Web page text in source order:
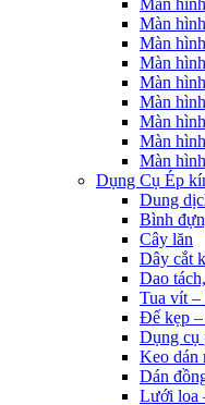
Màn
Màn
Màn
Màn
Màn
Màn
Màn
Màn
Màn
Dụng Cụ Ép
Dung
Bình
Cây lăn
Dây cắt
Dao
Tua vít
Đế kẹp
Dụng cụ
Keo dán
Dán
Lưới loa